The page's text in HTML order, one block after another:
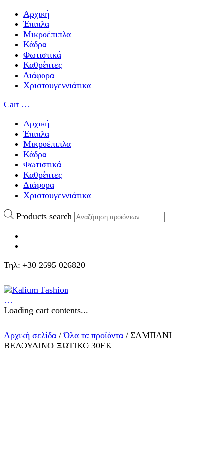
Αρχική
Έπιπλα
Μικροέπιπλα
Κάδρα
Φωτιστικά
Καθρέπτες
Διάφορα
Χριστουγεννιάτικα
Cart …
Αρχική
Έπιπλα
Μικροέπιπλα
Κάδρα
Φωτιστικά
Καθρέπτες
Διάφορα
Χριστουγεννιάτικα
Products search
Τηλ: +30 2695 026820
…
Loading cart contents...
Αρχική σελίδα /Όλα τα προϊόντα / ΣΑΜΠΑΝΙ
ΒΕΛΟΥΔΙΝΟ ΞΩΤΙΚΟ 30ΕΚ